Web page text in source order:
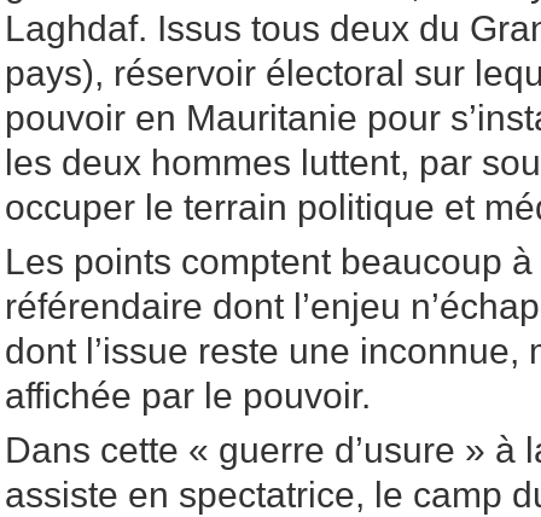
Laghdaf. Issus tous deux du
pays), réservoir électoral sur
pouvoir en Mauritanie pour
les deux hommes luttent, par
occuper le terrain politique et
Les points comptent beaucoup
référendaire dont l’enjeu
dont l’issue reste une inconnue,
affichée par le pouvoir.
Dans cette « guerre d’usure » à
assiste en spectatrice, le camp